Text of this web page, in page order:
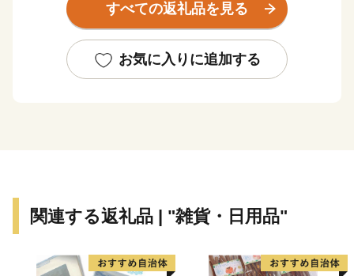
すべての返礼品を見る
お気に入りに追加する
関連する返礼品 | "雑貨・日用品"